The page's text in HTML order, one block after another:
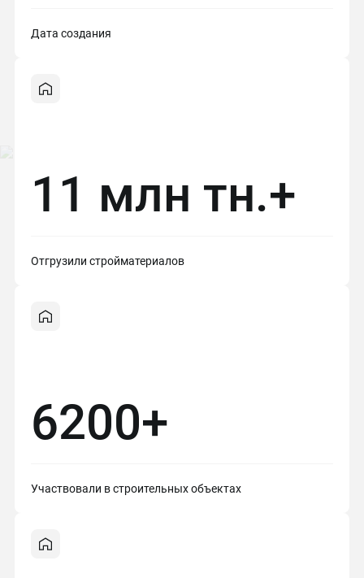
Дата создания
11 млн тн.+
Отгрузили стройматериалов
6200+
Участвовали в строительных объектах